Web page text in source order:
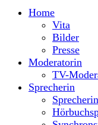
Nina-
Home
Vita
Bilder
Presse
Moderatorin
TV-
Sprecherin